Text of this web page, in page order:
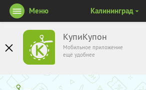
КупиКупон
Мобильное приложение
ещё удобнее
Меню Калининград